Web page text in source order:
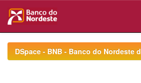
navigationDSpace - BNB - Banco do Nordeste